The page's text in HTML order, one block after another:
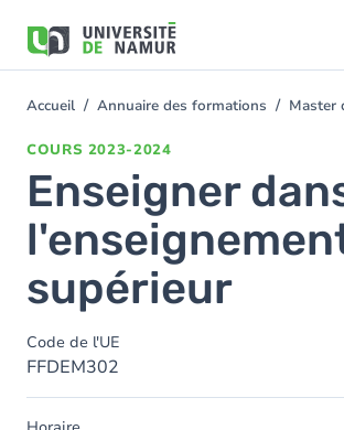
contenu
You
Accueil Annuaire des formations Master
COURS 2023-2024
Enseigner
supérieur
Code de l'UE
FFDEM302